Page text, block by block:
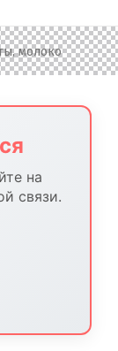
на
связи.